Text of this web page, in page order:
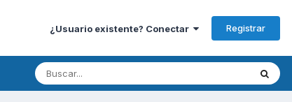
¿Usuario existente? Conectar Registrar